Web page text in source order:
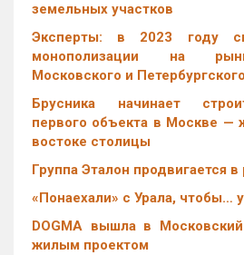
земельных участков
Эксперты: в 2023 году
монополизации на
Московского и
Брусника начинает
первого объекта в Москве —
востоке столицы
Группа Эталон продвигается
«Понаехали» с Урала, чтобы…
DOGMA вышла в
жилым проектом